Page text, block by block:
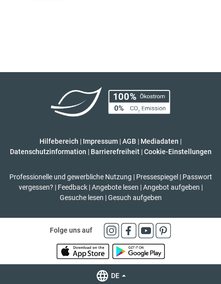
Hilfebereich | Impressum |AGB | Mediadaten |
Datenschutzinformation | Barrierefreiheit | Cookie-Einstellungen
Professionelle und gewerbliche Nutzung | Pressespiegel | Passwort
vergessen? | Feedback | Angebote lesen | Angebot aufgeben |
Gesuche lesen | Gesuch aufgeben
Folge uns auf
DE